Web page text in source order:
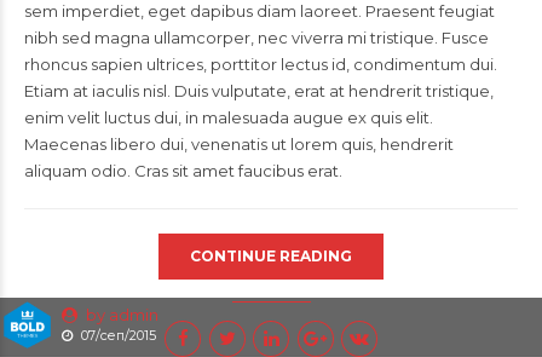
by admin
07/сеп/2015
sem imperdiet, eget dapibus diam laoreet. Praesent feugiat
nibh sed magna ullamcorper, nec viverra mi tristique. Fusce
rhoncus sapien ultrices, porttitor lectus id, condimentum dui.
Etiam at iaculis nisl. Duis vulputate, erat at hendrerit tristique,
enim velit luctus dui, in malesuada augue ex quis elit.
Maecenas libero dui, venenatis ut lorem quis, hendrerit
aliquam odio. Cras sit amet faucibus erat.
CONTINUE READING